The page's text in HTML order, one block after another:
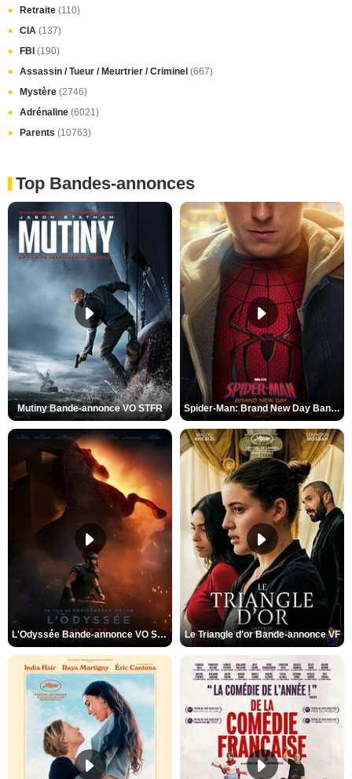
Retraite (110)
CIA (137)
FBI (190)
Assassin / Tueur / Meurtrier / Criminel (667)
Mystère (2746)
Adrénaline (6021)
Parents (10763)
Top Bandes-annonces
Mutiny Bande-annonce VO STFR Spider-Man: Brand New Day Bande-annonce VO STFR
L'Odyssée Bande-annonce VO STFR Le Triangle d'or Bande-annonce VF